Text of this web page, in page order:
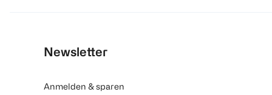
Newsletter
Anmelden & sparen